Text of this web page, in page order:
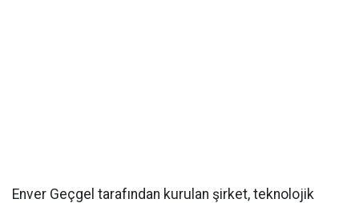
Enver Geçgel tarafından kurulan şirket, teknolojik